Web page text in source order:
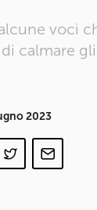
voci
calmare
2023